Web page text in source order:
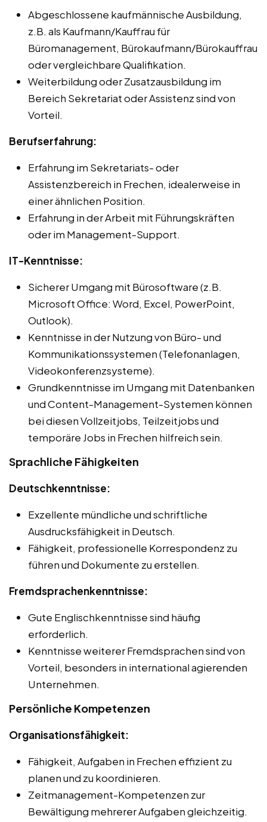
Abgeschlossene kaufmännische Ausbildung,
z.B. als Kaufmann/Kauffrau für
Büromanagement, Bürokaufmann/Bürokauffrau
oder vergleichbare Qualifikation.
Weiterbildung oder Zusatzausbildung im
Bereich Sekretariat oder Assistenz sind von
Vorteil.
Berufserfahrung:
Erfahrung im Sekretariats- oder
Assistenzbereich in Frechen, idealerweise in
einer ähnlichen Position.
Erfahrung in der Arbeit mit Führungskräften
oder im Management-Support.
IT-Kenntnisse:
Sicherer Umgang mit Bürosoftware (z.B.
Microsoft Office: Word, Excel, PowerPoint,
Outlook).
Kenntnisse in der Nutzung von Büro- und
Kommunikationssystemen (Telefonanlagen,
Videokonferenzsysteme).
Grundkenntnisse im Umgang mit Datenbanken
und Content-Management-Systemen können
bei diesen Vollzeitjobs, Teilzeitjobs und
temporäre Jobs in Frechen hilfreich sein.
Sprachliche Fähigkeiten
Deutschkenntnisse:
Exzellente mündliche und schriftliche
Ausdrucksfähigkeit in Deutsch.
Fähigkeit, professionelle Korrespondenz zu
führen und Dokumente zu erstellen.
Fremdsprachenkenntnisse:
Gute Englischkenntnisse sind häufig
erforderlich.
Kenntnisse weiterer Fremdsprachen sind von
Vorteil, besonders in international agierenden
Unternehmen.
Persönliche Kompetenzen
Organisationsfähigkeit:
Fähigkeit, Aufgaben in Frechen effizient zu
planen und zu koordinieren.
Zeitmanagement-Kompetenzen zur
Bewältigung mehrerer Aufgaben gleichzeitig.